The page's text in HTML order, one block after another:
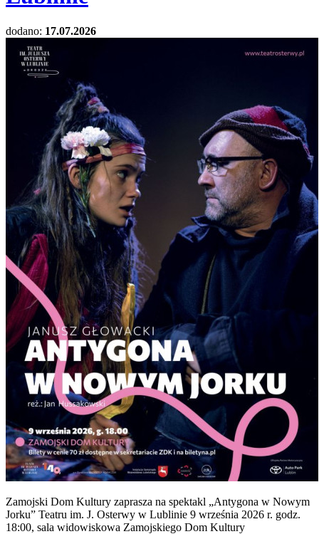
dodano: 17.07.2026
Zamojski Dom Kultury zaprasza na spektakl „Antygona w Nowym
Jorku” Teatru im. J. Osterwy w Lublinie 9 września 2026 r. godz.
18:00, sala widowiskowa Zamojskiego Dom Kultury